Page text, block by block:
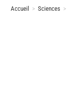
Accueil > Sciences >